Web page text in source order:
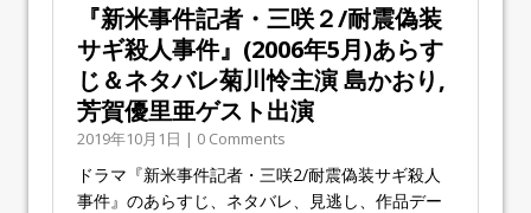
『新米事件記者・三咲２/耐震偽装
サギ殺人事件』(2006年5月)あらす
じ＆ネタバレ菊川怜主演 島かおり,
芳賀優里亜ゲスト出演
2019年10月1日 | 0 Comments
ドラマ『新米事件記者・三咲2/耐震偽装サギ殺人
事件』のあらすじ、ネタバレ、見逃し、作品デー